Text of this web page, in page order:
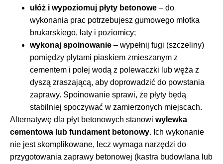
ułóż i wypoziomuj płyty betonowe – do
wykonania prac potrzebujesz gumowego młotka
brukarskiego, łaty i poziomicy;
wykonaj spoinowanie – wypełnij fugi (szczeliny)
pomiędzy płytami piaskiem zmieszanym z
cementem i polej wodą z polewaczki lub węża z
dyszą zraszającą, aby doprowadzić do powstania
zaprawy. Spoinowanie sprawi, że płyty będą
stabilniej spoczywać w zamierzonych miejscach.
Alternatywę dla płyt betonowych stanowi wylewka
cementowa lub fundament betonowy. Ich wykonanie
nie jest skomplikowane, lecz wymaga narzędzi do
przygotowania zaprawy betonowej (kastra budowlana lub